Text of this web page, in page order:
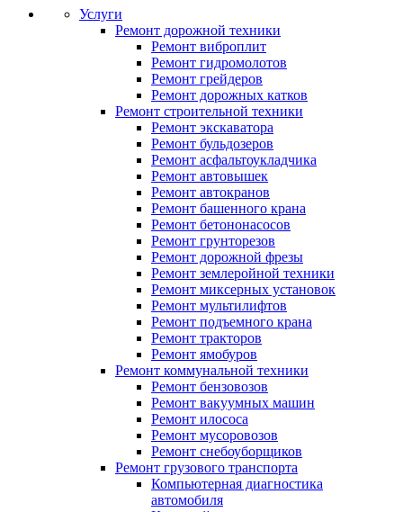
Услуги
Ремонт дорожной техники
Ремонт виброплит
Ремонт гидромолотов
Ремонт грейдеров
Ремонт дорожных катков
Ремонт строительной техники
Ремонт экскаватора
Ремонт бульдозеров
Ремонт асфальтоукладчика
Ремонт автовышек
Ремонт автокранов
Ремонт башенного крана
Ремонт бетононасосов
Ремонт грунторезов
Ремонт дорожной фрезы
Ремонт землеройной техники
Ремонт миксерных установок
Ремонт мультилифтов
Ремонт подъемного крана
Ремонт тракторов
Ремонт ямобуров
Ремонт коммунальной техники
Ремонт бензовозов
Ремонт вакуумных машин
Ремонт илососа
Ремонт мусоровозов
Ремонт снебоуборщиков
Ремонт грузового транспорта
Компьютерная диагностика
автомобиля